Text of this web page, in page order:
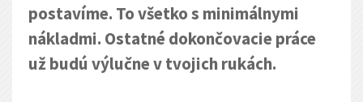
postavíme. To všetko s minimálnymi
nákladmi. Ostatné dokončovacie práce
už budú výlučne v tvojich rukách.